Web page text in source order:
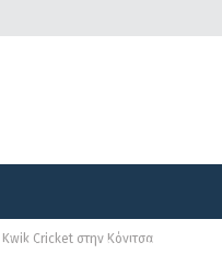
Διοργανώσεις
Cricket στην Κόνιτσα